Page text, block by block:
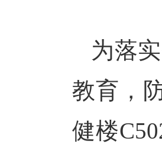
为落
教育，
健楼